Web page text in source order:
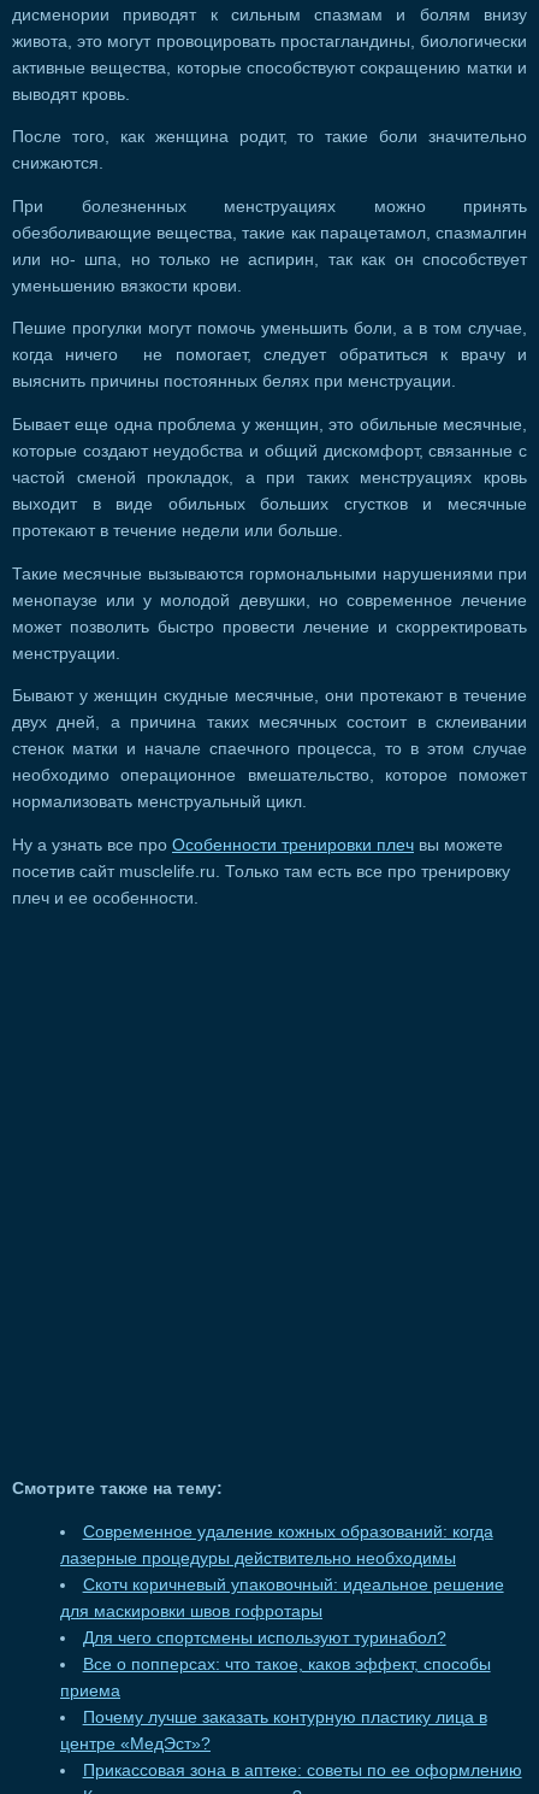
дисменории приводят к сильным спазмам и болям внизу
живота, это могут провоцировать простагландины, биологически
активные вещества, которые способствуют сокращению матки и
выводят кровь.
После того, как женщина родит, то такие боли значительно
снижаются.
При болезненных менструациях можно принять
обезболивающие вещества, такие как парацетамол, спазмалгин
или но- шпа, но только не аспирин, так как он способствует
уменьшению вязкости крови.
Пешие прогулки могут помочь уменьшить боли, а в том случае,
когда ничего не помогает, следует обратиться к врачу и
выяснить причины постоянных белях при менструации.
Бывает еще одна проблема у женщин, это обильные месячные,
которые создают неудобства и общий дискомфорт, связанные с
частой сменой прокладок, а при таких менструациях кровь
выходит в виде обильных больших сгустков и месячные
протекают в течение недели или больше.
Такие месячные вызываются гормональными нарушениями при
менопаузе или у молодой девушки, но современное лечение
может позволить быстро провести лечение и скорректировать
менструации.
Бывают у женщин скудные месячные, они протекают в течение
двух дней, а причина таких месячных состоит в склеивании
стенок матки и начале спаечного процесса, то в этом случае
необходимо операционное вмешательство, которое поможет
нормализовать менструальный цикл.
Ну а узнать все про Особенности тренировки плеч вы можете
посетив сайт musclelife.ru. Только там есть все про тренировку
плеч и ее особенности.
Смотрите также на тему:
Современное удаление кожных образований: когда
лазерные процедуры действительно необходимы
Скотч коричневый упаковочный: идеальное решение
для маскировки швов гофротары
Для чего спортсмены используют туринабол?
Все о попперсах: что такое, каков эффект, способы
приема
Почему лучше заказать контурную пластику лица в
центре «МедЭст»?
Прикассовая зона в аптеке: советы по ее оформлению